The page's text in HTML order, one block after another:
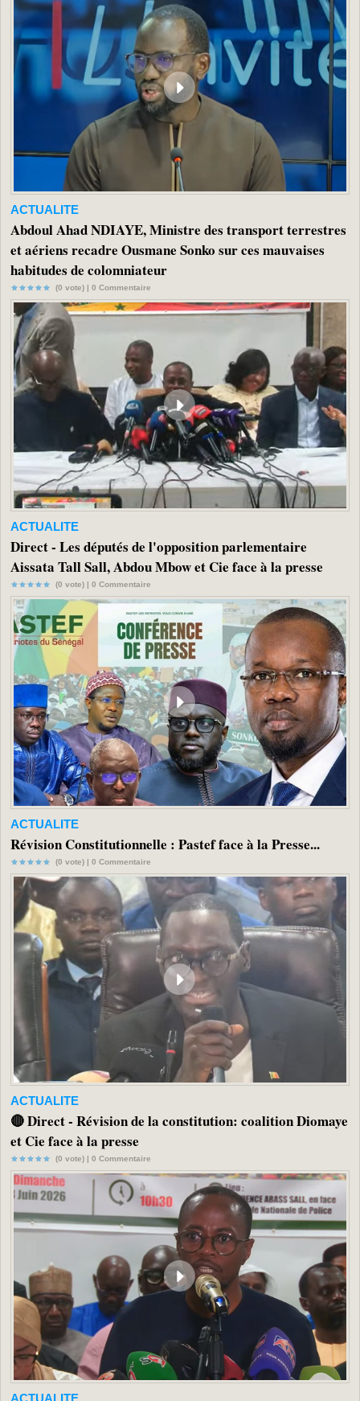
ACTUALITE
Abdoul Ahad NDIAYE, Ministre des transport terrestres
et aériens recadre Ousmane Sonko sur ces mauvaises
habitudes de colomniateur
(0 vote) | 0 Commentaire
ACTUALITE
Direct - Les députés de l'opposition parlementaire
Aissata Tall Sall, Abdou Mbow et Cie face à la presse
(0 vote) | 0 Commentaire
ACTUALITE
Révision Constitutionnelle : Pastef face à la Presse...
(0 vote) | 0 Commentaire
ACTUALITE
🔴 Direct - Révision de la constitution: coalition Diomaye
et Cie face à la presse
(0 vote) | 0 Commentaire
ACTUALITE